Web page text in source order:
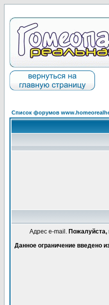
Список форумов
Адрес e-mail. Пожалуйста,
Данное ограничение введено